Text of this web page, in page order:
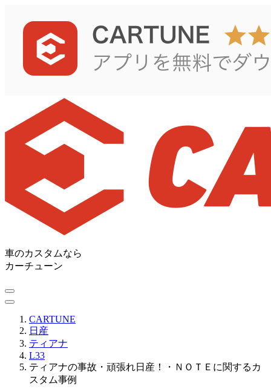
車のカスタムなら
カーチューン
CARTUNE
日産
ティアナ
L33
ティアナの事故・頑張れ日産！・ＮＯＴＥに関するカ
スタム事例